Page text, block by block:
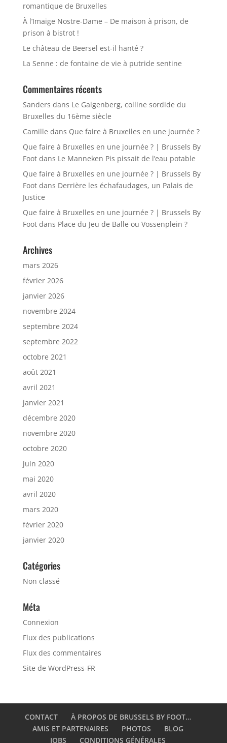
romantique de Bruxelles
À l’Imaige Nostre-Dame – De maison à prison, de
prison à bistrot !
Le château de Beersel est-il hanté ?
La Senne : de fontaine de vie à putride sentine
Commentaires récents
Sanders dans Le Galgenberg, colline sordide du
Bruxelles du 16ème siècle
Camille dans Que faire à Bruxelles en une journée ?
Que faire à Bruxelles en une journée ? | Brussels By
Footdans Le Manneken Pis pissait de l’eau potable
Que faire à Bruxelles en une journée ? | Brussels By
Footdans Derrière les échafaudages, un Palais de
Justice
Que faire à Bruxelles en une journée ? | Brussels By
Footdans Place du Jeu de Balle ou Vossenplein ?
Archives
mars 2026
février 2026
janvier 2026
novembre 2024
septembre 2024
septembre 2022
octobre 2021
août 2021
avril 2021
janvier 2021
décembre 2020
novembre 2020
octobre 2020
juin 2020
mai 2020
avril 2020
mars 2020
février 2020
janvier 2020
Catégories
Non classé
Méta
Connexion
Flux des publications
Flux des commentaires
Site de WordPress-FR
CONTACT
À PROPOS DE BRUSSELS BY FOOT…
AMIS ET PARTENAIRES
PHOTOS
BLOG
JOBS
CONDITIONS GÉNÉRALES